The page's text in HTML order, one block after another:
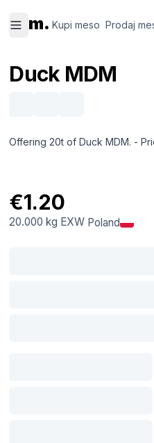
m. Kupi meso Prodaj
meso
meso
Duck MDM
Offering 20t of Duck MDM. -
€1.20
20.000 kg EXW Poland